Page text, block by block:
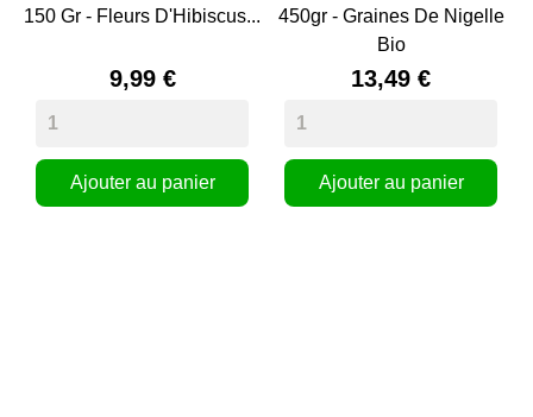
150 Gr - Fleurs D'Hibiscus...
9,99 €
Ajouter au panier
450gr - Graines De Nigelle
Bio
13,49 €
Ajouter au panier